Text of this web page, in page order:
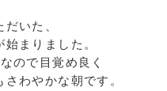
いた、
まりました。
ので目覚め良く
わやかな朝です。